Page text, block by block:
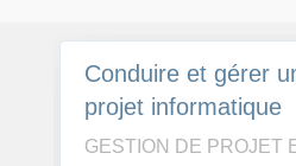
Conduire et gérer
projet informatique
GESTION DE PROJET